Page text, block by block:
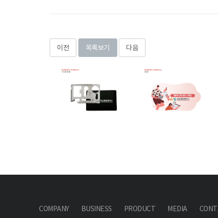
이전 목록보기 다음
COMPANY BUSINESS PRODUCT MEDIA